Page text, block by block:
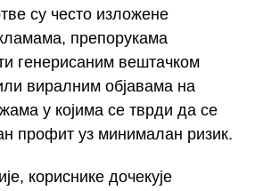
су често изложене
препорукама
генерисаним вештачком
виралним објавама на
у којима се тврди да се
профит уз минималан ризик.
кориснике дочекује